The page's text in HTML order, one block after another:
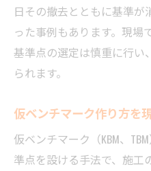
日その撤去とともに基準
った事例もあります。現場
基準点の選定は慎重に行い
られます。
仮ベンチマーク作り方を
仮ベンチマーク（KBM、
準点を設ける手法で、施工